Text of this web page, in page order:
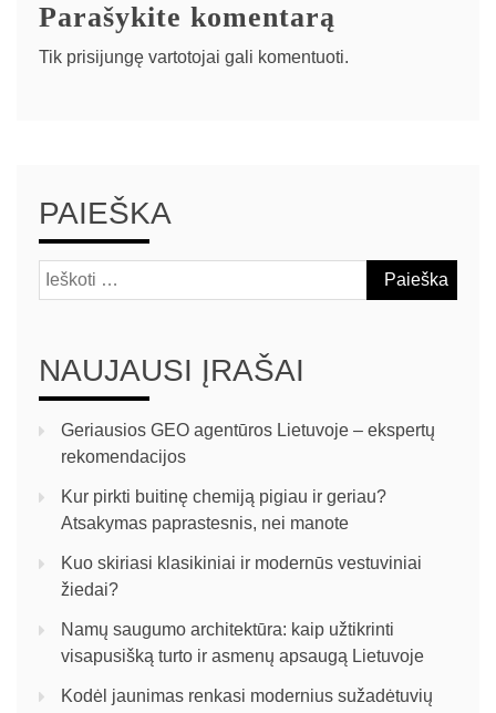
Parašykite komentarą
Tik prisijungę vartotojai gali komentuoti.
PAIEŠKA
NAUJAUSI ĮRAŠAI
Geriausios GEO agentūros Lietuvoje – ekspertų
rekomendacijos
Kur pirkti buitinę chemiją pigiau ir geriau?
Atsakymas paprastesnis, nei manote
Kuo skiriasi klasikiniai ir modernūs vestuviniai
žiedai?
Namų saugumo architektūra: kaip užtikrinti
visapusišką turto ir asmenų apsaugą Lietuvoje
Kodėl jaunimas renkasi modernius sužadėtuvių